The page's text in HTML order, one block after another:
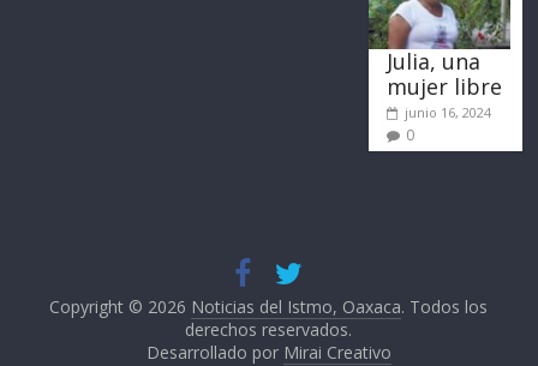
Julia, una
mujer libre
junio 16, 2024
0
Copyright © 2026 Noticias del Istmo, Oaxaca. Todos los
derechos reservados.
Desarrollado por Mirai Creativo